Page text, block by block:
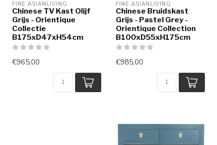
FINE ASIANLIVING
Chinese TV Kast Olijf
Grijs - Orientique
Collectie
B175xD47xH54cm
€965,00
FINE ASIANLIVING
Chinese Bruidskast
Grijs - Pastel Grey -
Orientique Collection
B100xD55xH175cm
€985,00